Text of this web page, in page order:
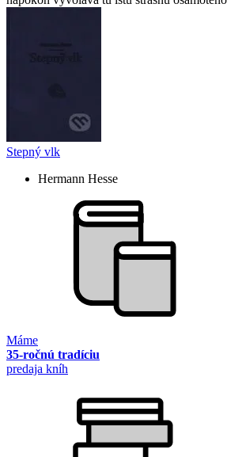
Stepný vlk
Hermann Hesse
Máme
35-ročnú tradíciu
predaja kníh